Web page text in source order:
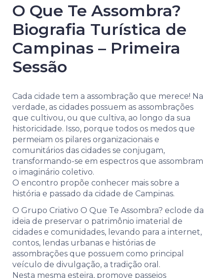
O Que Te Assombra?
Biografia Turística de
Campinas – Primeira
Sessão
Cada cidade tem a assombração que merece! Na
verdade, as cidades possuem as assombrações
que cultivou, ou que cultiva, ao longo da sua
historicidade. Isso, porque todos os medos que
permeiam os pilares organizacionais e
comunitários das cidades se conjugam,
transformando-se em espectros que assombram
o imaginário coletivo.
O encontro propõe conhecer mais sobre a
história e passado da cidade de Campinas.
O Grupo Criativo O Que Te Assombra? eclode da
ideia de preservar o patrimônio imaterial de
cidades e comunidades, levando para a internet,
contos, lendas urbanas e histórias de
assombrações que possuem como principal
veículo de divulgação, a tradição oral.
Nesta mesma esteira, promove passeios